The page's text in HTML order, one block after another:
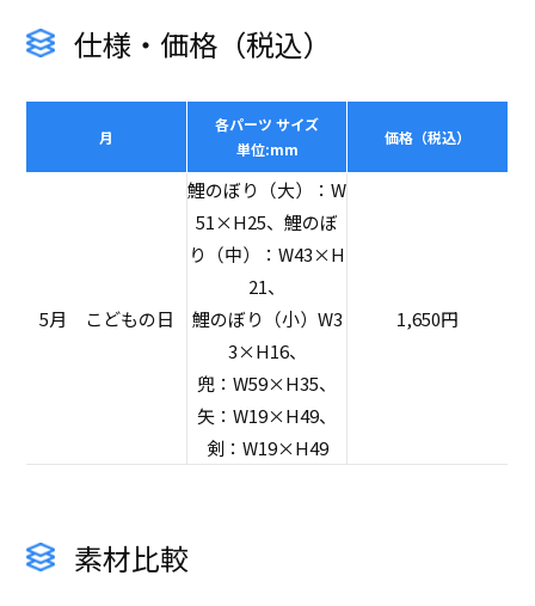
仕様・価格（税込）
月
各パーツ サイズ
単位:mm
価格（税込）
5月 こどもの日
鯉のぼり（大）：W
51×H25、鯉のぼ
り（中）：W43×H
21、
鯉のぼり（小）W3
3×H16、
兜：W59×H35、
矢：W19×H49、
剣：W19×H49
1,650円
素材比較